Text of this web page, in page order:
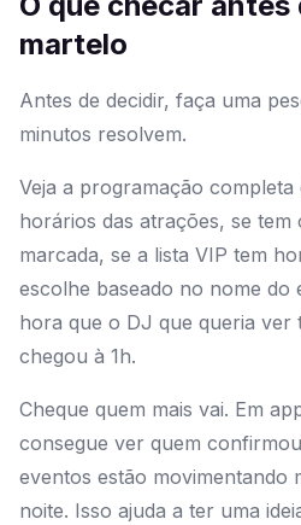
martelo
Antes de decidir, faça uma
minutos resolvem.
Veja a programação
horários das atrações, se
marcada, se a lista VIP tem
escolhe baseado no nome do
hora que o DJ que queria ver
chegou à 1h.
Cheque quem mais vai. Em
consegue ver quem
eventos estão movimentando
noite. Isso ajuda a ter uma